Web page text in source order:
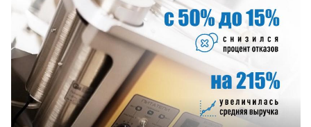
Смотреть проект